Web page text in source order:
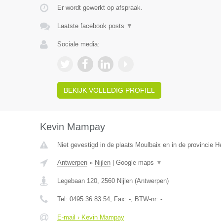
Er wordt gewerkt op afspraak.
Laatste facebook posts ▼
Sociale media:
BEKIJK VOLLEDIG PROFIEL
Kevin Mampay
Niet gevestigd in de plaats Moulbaix en in de provincie
Antwerpen» Nijlen| Google maps ▼
Legebaan 120, 2560 Nijlen(Antwerpen)
Tel: 0495 36 83 54, Fax: -, BTW-nr: -
E-mail › Kevin Mampay